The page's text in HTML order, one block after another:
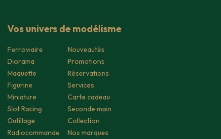
Vos univers de modélisme
Ferroviaire
Diorama
Maquette
Figurine
Miniature
Slot Racing
Outillage
Radiocommande
Nouveautés
Promotions
Réservations
Services
Carte cadeau
Seconde main
Collection
Nos marques